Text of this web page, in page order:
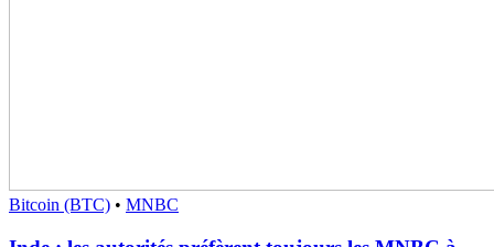
Bitcoin (BTC) • MNBC